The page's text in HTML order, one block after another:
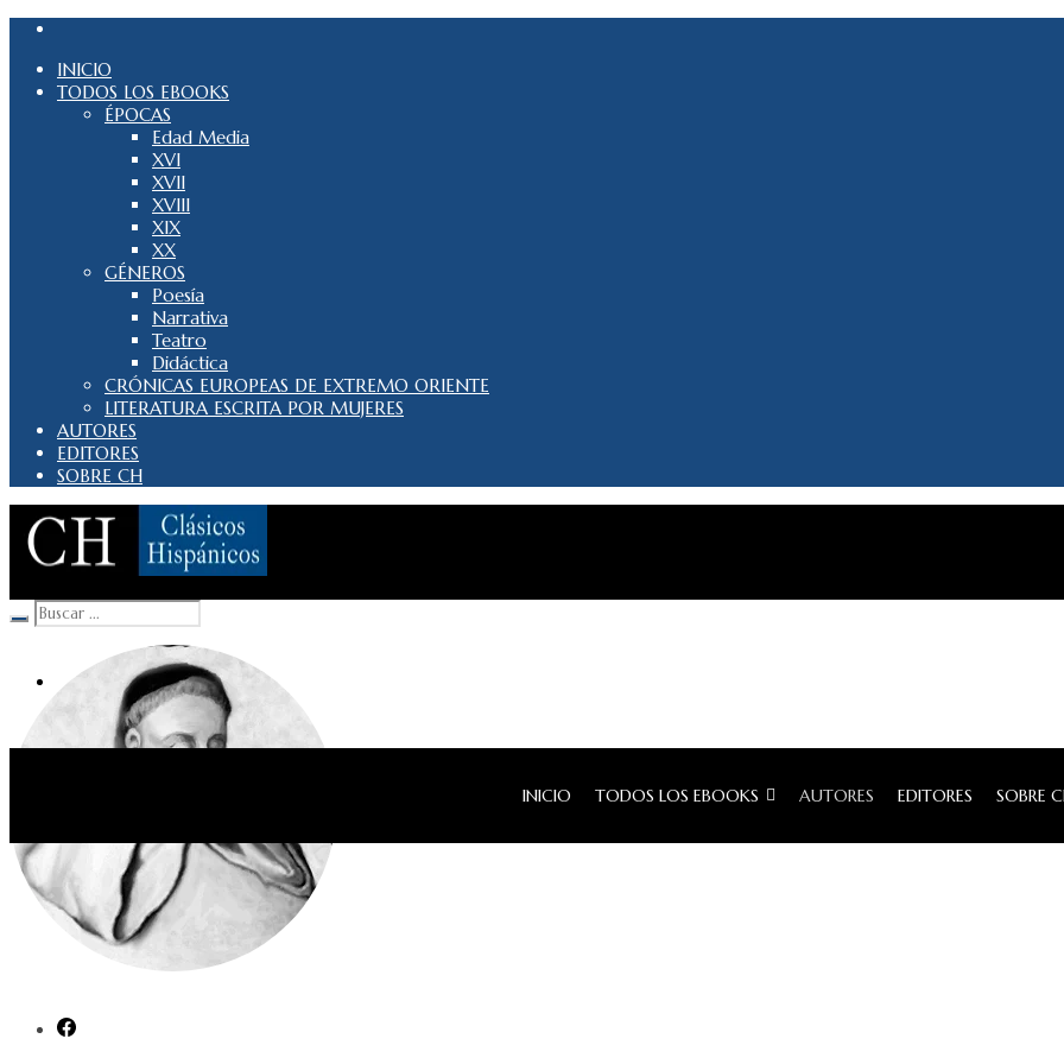
INICIO
TODOS LOS EBOOKS
ÉPOCAS
Edad Media
XVI
XVII
XVIII
XIX
XX
GÉNEROS
Poesía
Narrativa
Teatro
Didáctica
CRÓNICAS EUROPEAS DE EXTREMO ORIENTE
LITERATURA ESCRITA POR MUJERES
AUTORES
EDITORES
SOBRE CH
INICIO TODOS LOS EBOOKS AUTORES EDITORES SOBRE